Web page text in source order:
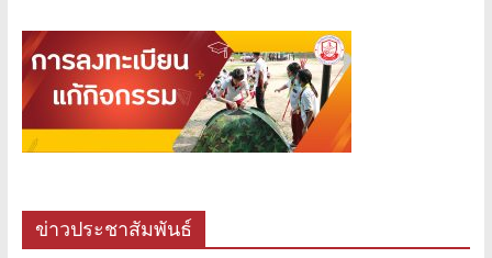
ข่าวประชาสัมพันธ์